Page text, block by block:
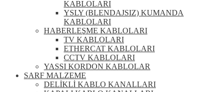
KABLOLARI
YSLY (BLENDAJSIZ) KUMANDA
KABLOLARI
HABERLEŞME KABLOLARI
TV KABLOLARI
ETHERCAT KABLOLARI
CCTV KABLOLARI
YASSI KORDON KABLOLAR
SARF MALZEME
DELİKLİ KABLO KANALLARI